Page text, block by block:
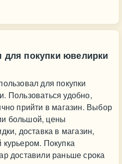
покупки ювелирки
для покупки
Пользоваться удобно,
прийти в магазин. Выбор
большой, цены
доставка в магазин,
Покупка
доставили раньше срока